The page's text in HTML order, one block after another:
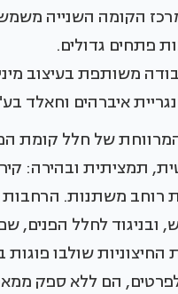
הקומה השנייה
פתחים גדולים.
משותפת בעיצוב
איברהים וחאלד
של חלל קומת
תמציתית ובהירה:
רוחב משתנות.
ובניגוד לחלל
החיצוניות שולבו
הם ללא ספק